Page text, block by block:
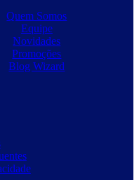
Quem Somos
Equipe
Novidades
Promoções
Blog Wizard